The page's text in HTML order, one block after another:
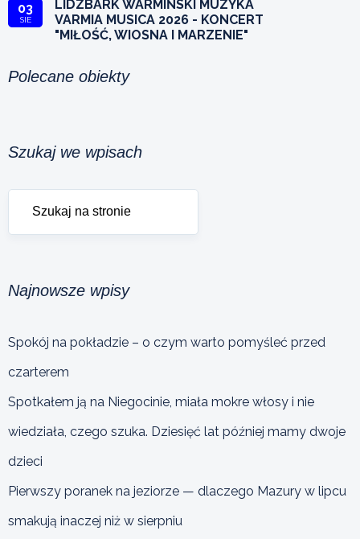
03
SIE
LIDZBARK WARMIŃSKI MUZYKA
VARMIA MUSICA 2026 - KONCERT
"MIŁOŚĆ, WIOSNA I MARZENIE"
Polecane obiekty
Szukaj we wpisach
Najnowsze wpisy
Spokój na pokładzie – o czym warto pomyśleć przed
czarterem
Spotkałem ją na Niegocinie, miała mokre włosy i nie
wiedziała, czego szuka. Dziesięć lat później mamy dwoje
dzieci
Pierwszy poranek na jeziorze — dlaczego Mazury w lipcu
smakują inaczej niż w sierpniu